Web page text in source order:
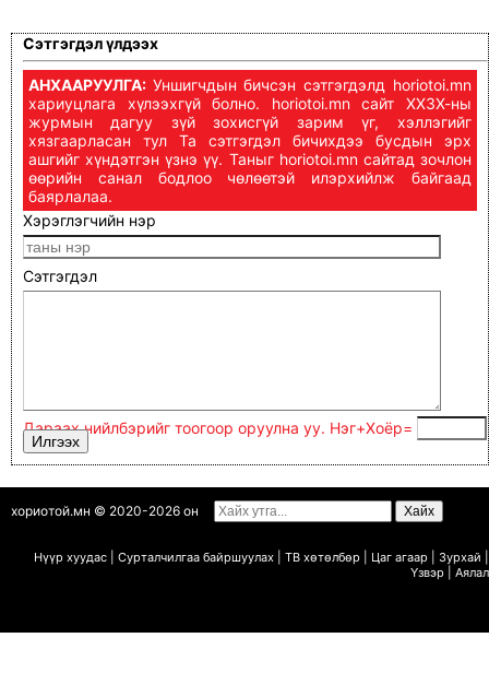
Сэтгэгдэл үлдээх
АНХААРУУЛГА: Уншигчдын бичсэн сэтгэгдэлд horiotoi.mn
хариуцлага хүлээхгүй болно. horiotoi.mn сайт ХХЗХ-ны
журмын дагуу зүй зохисгүй зарим үг, хэллэгийг
хязгаарласан тул Та сэтгэгдэл бичихдээ бусдын эрх
ашгийг хүндэтгэн үзнэ үү. Таныг horiotoi.mn сайтад зочлон
өөрийн санал бодлоо чөлөөтэй илэрхийлж байгаад
баярлалаа.
Хэрэглэгчийн нэр
Сэтгэгдэл
Дараах нийлбэрийг тоогоор оруулна уу. Нэг+Xoёp=
хориотой.мн © 2020-2026 он
Нүүр хуудас Сурталчилгаа байршуулах ТВ хөтөлбөр Цаг агаар Зурхай
Үзвэр Аялал